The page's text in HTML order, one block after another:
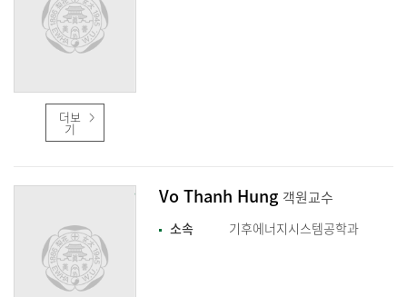
더보
기
Vo Thanh Hung 객원교수
소속 기후에너지시스템공학과